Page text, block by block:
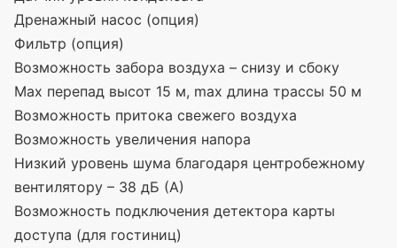
Дренажный насос (опция)
Фильтр (опция)
Возможность забора воздуха – снизу и сбоку
Max перепад высот 15 м, max длина трассы 50 м
Возможность притока свежего воздуха
Возможность увеличения напора
Низкий уровень шума благодаря центробежному
вентилятору – 38 дБ (А)
Возможность подключения детектора карты
доступа (для гостиниц)